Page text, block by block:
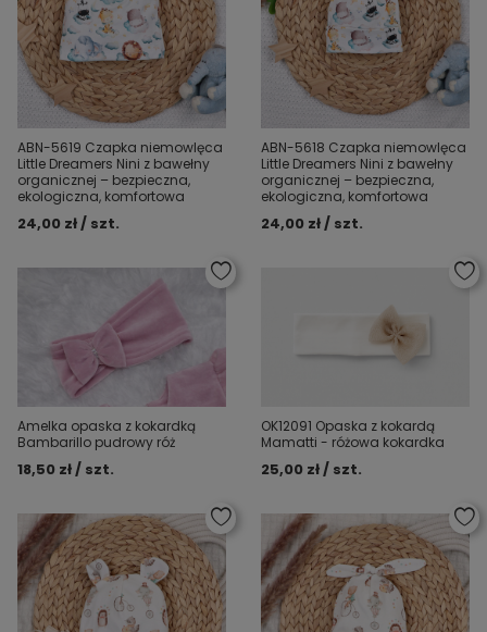
ABN-5619 Czapka niemowlęca
Little Dreamers Nini z bawełny
organicznej – bezpieczna,
ekologiczna, komfortowa
24,00 zł / szt.
ABN-5618 Czapka niemowlęca
Little Dreamers Nini z bawełny
organicznej – bezpieczna,
ekologiczna, komfortowa
24,00 zł / szt.
Amelka opaska z kokardką
Bambarillo pudrowy róż
18,50 zł / szt.
OK12091 Opaska z kokardą
Mamatti - różowa kokardka
25,00 zł / szt.